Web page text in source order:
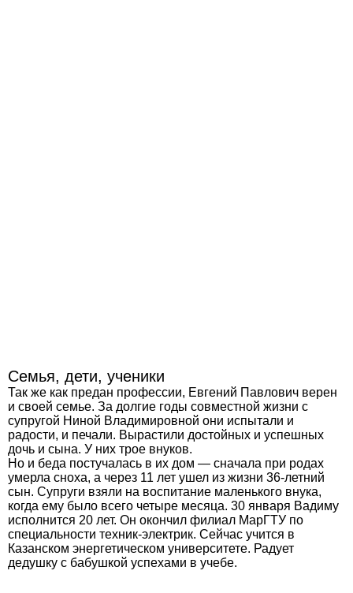
Семья, дети, ученики
Так же как предан профессии, Евгений Павлович верен
и своей семье. За долгие годы совместной жизни с
супругой Ниной Владимировной они испытали и
радости, и печали. Вырастили достойных и успешных
дочь и сына. У них трое внуков.
Но и беда постучалась в их дом — сначала при родах
умерла сноха, а через 11 лет ушел из жизни 36-летний
сын. Супруги взяли на воспитание маленького внука,
когда ему было всего четыре месяца. 30 января Вадиму
исполнится 20 лет. Он окончил филиал МарГТУ по
специальности техник-электрик. Сейчас учится в
Казанском энергетическом университете. Радует
дедушку с бабушкой успехами в учебе.